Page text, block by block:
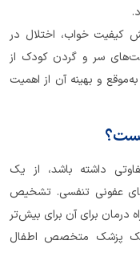
کیفیت خواب، اختلال در
سر و گردن کودک از
و بهینه آن از اهمیت
داشته باشد، از یک
عفونی تنفسی. تشخیص
درمان برای آن برای بیش‌تر
یک پزشک متخصص اطفال